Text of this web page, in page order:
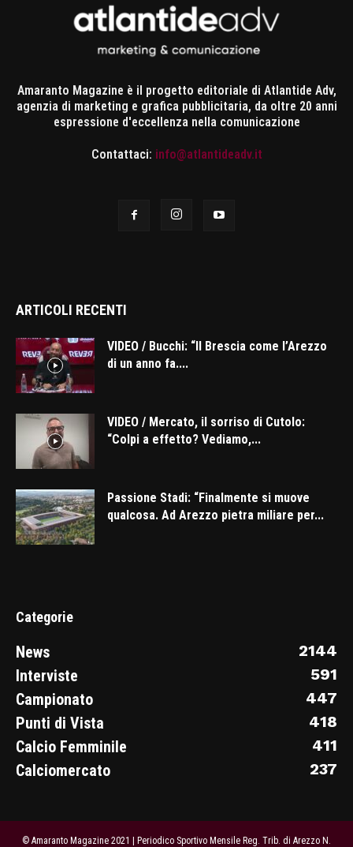
Amaranto Magazine è il progetto editoriale di Atlantide Adv,
agenzia di marketing e grafica pubblicitaria, da oltre 20 anni
espressione d'eccellenza nella comunicazione
Contattaci: info@atlantideadv.it
ARTICOLI RECENTI
VIDEO / Bucchi: “Il Brescia come l’Arezzo
di un anno fa....
VIDEO / Mercato, il sorriso di Cutolo:
“Colpi a effetto? Vediamo,...
Passione Stadi: “Finalmente si muove
qualcosa. Ad Arezzo pietra miliare per...
Categorie
News
2144
Interviste
591
Campionato
447
Punti di Vista
418
Calcio Femminile
411
Calciomercato
237
© Amaranto Magazine 2021 | Periodico Sportivo Mensile Reg. Trib. di Arezzo N.